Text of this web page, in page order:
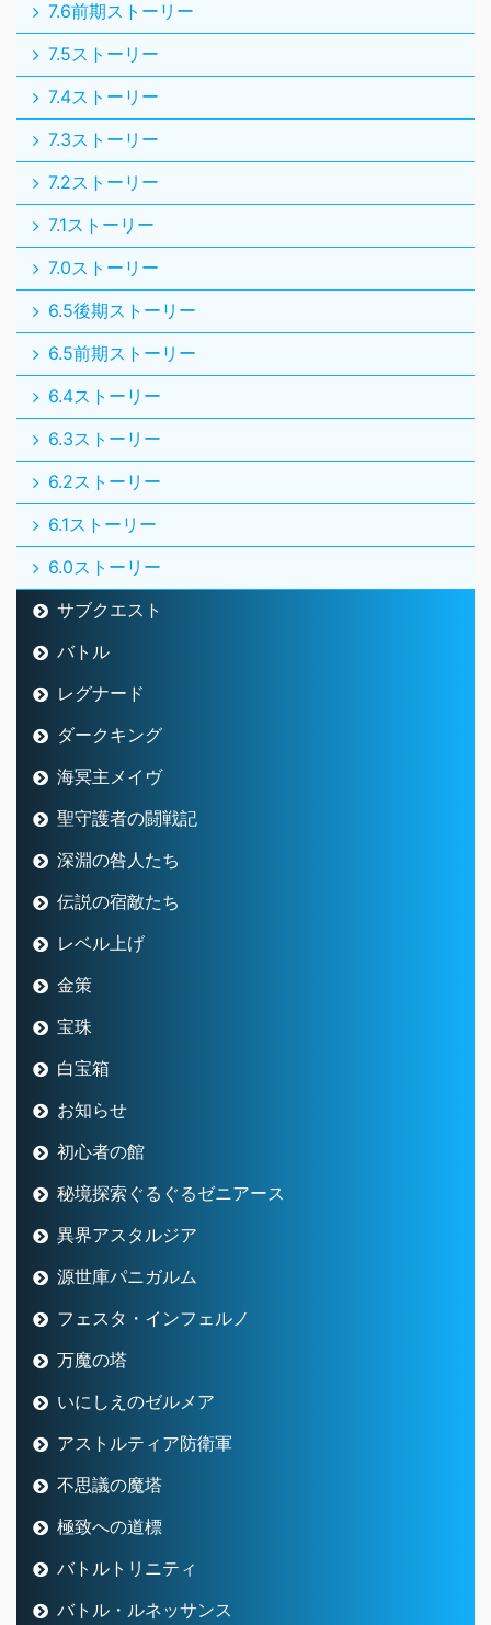
7.6前期ストーリー
7.5ストーリー
7.4ストーリー
7.3ストーリー
7.2ストーリー
7.1ストーリー
7.0ストーリー
6.5後期ストーリー
6.5前期ストーリー
6.4ストーリー
6.3ストーリー
6.2ストーリー
6.1ストーリー
6.0ストーリー
サブクエスト
バトル
レグナード
ダークキング
海冥主メイヴ
聖守護者の闘戦記
深淵の咎人たち
伝説の宿敵たち
レベル上げ
金策
宝珠
白宝箱
お知らせ
初心者の館
秘境探索ぐるぐるゼニアース
異界アスタルジア
源世庫パニガルム
フェスタ・インフェルノ
万魔の塔
いにしえのゼルメア
アストルティア防衛軍
不思議の魔塔
極致への道標
バトルトリニティ
バトル・ルネッサンス